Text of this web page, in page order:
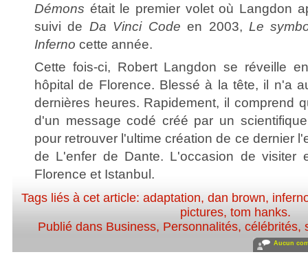
Démons était le premier volet où Langdon
suivi de Da Vinci Codeen 2003, Le
Inferno cette année.
Cette fois-ci, Robert Langdon se réveille
hôpital de Florence. Blessé à la tête, il n'a
dernières heures. Rapidement, il comprend
d'un message codé créé par un
pour retrouver l'ultime création de ce dernier
de L'enfer de Dante. L'occasion de visiter
Florence et Istanbul.
Tags liés à cet article:adaptation,dan brown,
pictures,tom hanks.
Publié dans Business, Personnalités, célébrités,
Aucun